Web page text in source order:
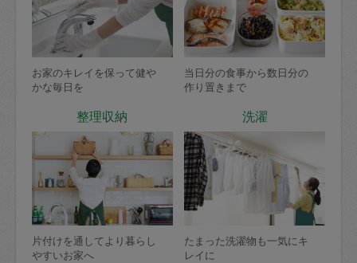
お家のキレイを保って健や
かな毎日を
当日分の食事から数日分の
作り置きまで
整理収納
片付けを通してより暮らし
やすいお家へ
洗濯
たまった洗濯物も一気にキ
レイに